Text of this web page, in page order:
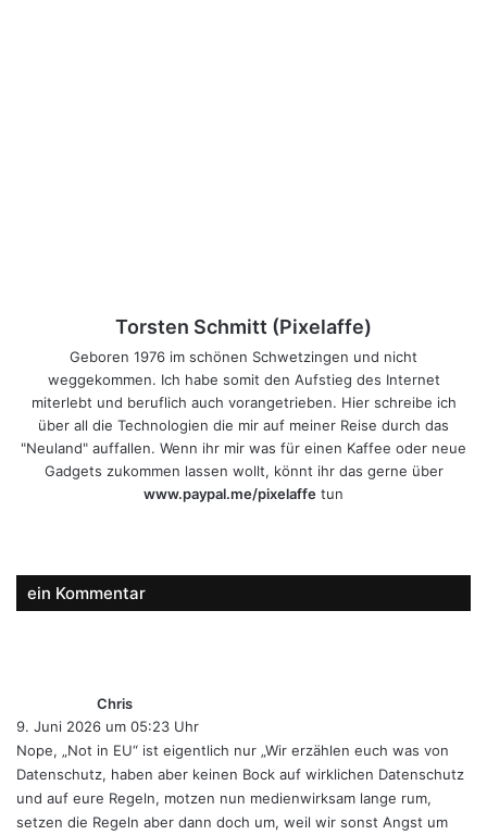
Torsten Schmitt (Pixelaffe)
Geboren 1976 im schönen Schwetzingen und nicht
weggekommen. Ich habe somit den Aufstieg des Internet
miterlebt und beruflich auch vorangetrieben. Hier schreibe ich
über all die Technologien die mir auf meiner Reise durch das
"Neuland" auffallen. Wenn ihr mir was für einen Kaffee oder neue
Gadgets zukommen lassen wollt, könnt ihr das gerne über
www.paypal.me/pixelaffe tun
ein Kommentar
Chris
:
9. Juni 2026 um 05:23 Uhr
Nope, „Not in EU“ ist eigentlich nur „Wir erzählen euch was von
Datenschutz, haben aber keinen Bock auf wirklichen Datenschutz
und auf eure Regeln, motzen nun medienwirksam lange rum,
setzen die Regeln aber dann doch um, weil wir sonst Angst um